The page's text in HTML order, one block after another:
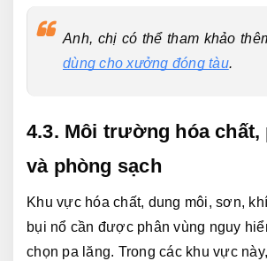
Anh, chị có thể tham khảo
dùng cho xưởng đóng tàu.
4.3. Môi trường hóa chất,
và phòng sạch
Khu vực hóa chất, dung môi, sơn,
bụi nổ cần được phân vùng nguy
chọn pa lăng. Trong các khu vực